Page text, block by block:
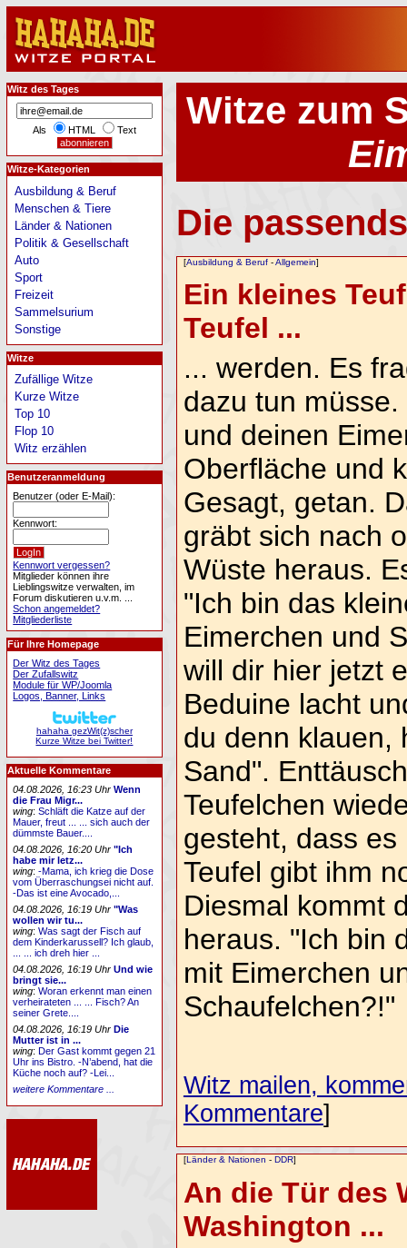
Witze zum
Die
[Ausbildung & Beruf-Allgemein]
Ein kleines
Teufel ...
... werden. Es
dazu tun
und deinen
Oberfläche und
Gesagt, getan.
gräbt sich nach
Wüste heraus.
"Ich bin das
Eimerchen und
will dir hier jetzt
Beduine lacht
du denn klauen,
Sand".
Teufelchen
gesteht, dass
Teufel gibt ihm
Diesmal kommt
heraus. "Ich bin
mit Eimerchen
Schaufelchen?!"
Witz mailen,
Kommentare]
[Länder & Nationen - DDR]
An die Tür des
Washington ...
Witz des Tages
Als HTML Text
Witze-Kategorien
Ausbildung & Beruf
Menschen & Tiere
Länder & Nationen
Politik & Gesellschaft
Auto
Sport
Freizeit
Sammelsurium
Sonstige
Witze
Zufällige Witze
Kurze Witze
Top 10
Flop 10
Witz erzählen
Benutzeranmeldung
Benutzer (oder E-Mail):
Kennwort:
Kennwort vergessen?
Mitglieder können ihre
Lieblingswitze verwalten, im
Forum diskutieren u.v.m. ...
Schon angemeldet?
Mitgliederliste
Für Ihre Homepage
Der Witz des Tages
Der Zufallswitz
Module für WP/Joomla
Logos, Banner, Links
hahaha gezWit(z)scher
Kurze Witze bei Twitter!
Aktuelle Kommentare
04.08.2026, 16:23 Uhr Wenn
die Frau Migr...
wing:Schläft die Katze auf der
Mauer, freut ... ... sich auch der
dümmste Bauer....
04.08.2026, 16:20 Uhr "Ich
habe mir letz...
wing:-Mama, ich krieg die Dose
vom Überraschungsei nicht auf.
-Das ist eine Avocado,...
04.08.2026, 16:19 Uhr "Was
wollen wir tu...
wing:Was sagt der Fisch auf
dem Kinderkarussell? Ich glaub,
... ... ich dreh hier ...
04.08.2026, 16:19 Uhr Und wie
bringt sie...
wing:Woran erkennt man einen
verheirateten ... ... Fisch? An
seiner Grete....
04.08.2026, 16:19 Uhr Die
Mutter ist in ...
wing:Der Gast kommt gegen 21
Uhr ins Bistro. -N’abend, hat die
Küche noch auf? -Lei...
weitere Kommentare ...